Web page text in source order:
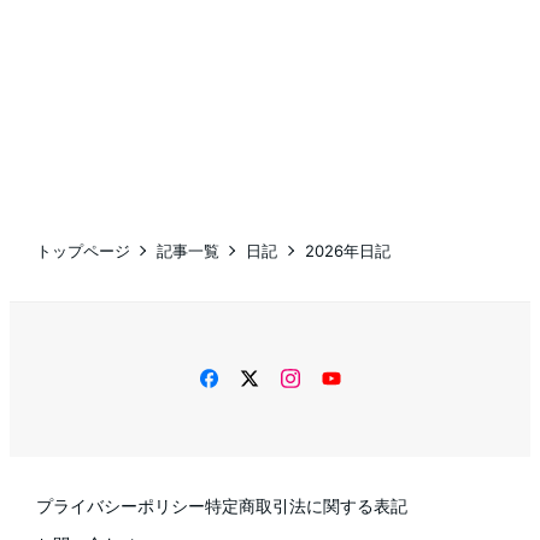
トップページ 記事一覧 日記 2026年日記
facebooktwitterinstagram
YouTube
プライバシーポリシー特定商取引法に関する表記